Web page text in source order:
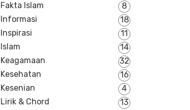
Fakta Islam
8
Informasi
18
Inspirasi
11
Islam
14
Keagamaan
32
Kesehatan
16
Kesenian
4
Lirik & Chord
13